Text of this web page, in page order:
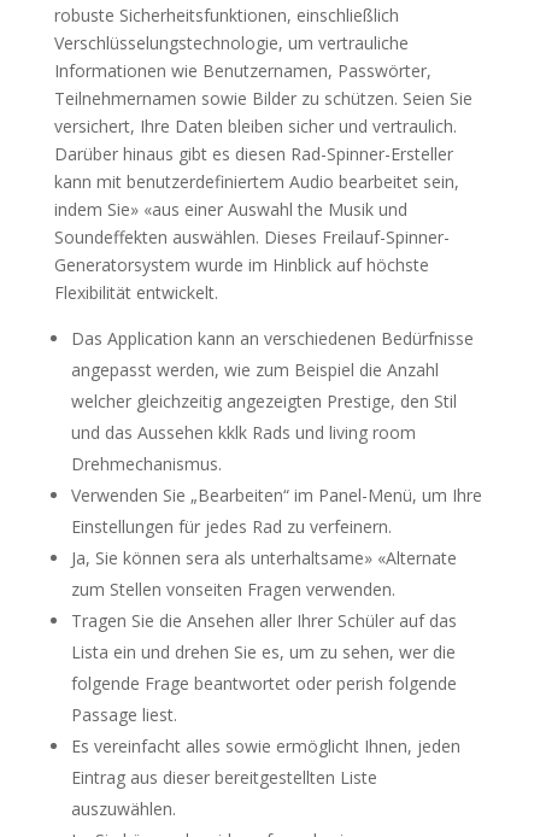
robuste Sicherheitsfunktionen, einschließlich
Verschlüsselungstechnologie, um vertrauliche
Informationen wie Benutzernamen, Passwörter,
Teilnehmernamen sowie Bilder zu schützen. Seien Sie
versichert, Ihre Daten bleiben sicher und vertraulich.
Darüber hinaus gibt es diesen Rad-Spinner-Ersteller
kann mit benutzerdefiniertem Audio bearbeitet sein,
indem Sie» «aus einer Auswahl the Musik und
Soundeffekten auswählen. Dieses Freilauf-Spinner-
Generatorsystem wurde im Hinblick auf höchste
Flexibilität entwickelt.
Das Application kann an verschiedenen Bedürfnisse
angepasst werden, wie zum Beispiel die Anzahl
welcher gleichzeitig angezeigten Prestige, den Stil
und das Aussehen kklk Rads und living room
Drehmechanismus.
Verwenden Sie „Bearbeiten“ im Panel-Menü, um Ihre
Einstellungen für jedes Rad zu verfeinern.
Ja, Sie können sera als unterhaltsame» «Alternate
zum Stellen vonseiten Fragen verwenden.
Tragen Sie die Ansehen aller Ihrer Schüler auf das
Lista ein und drehen Sie es, um zu sehen, wer die
folgende Frage beantwortet oder perish folgende
Passage liest.
Es vereinfacht alles sowie ermöglicht Ihnen, jeden
Eintrag aus dieser bereitgestellten Liste
auszuwählen.